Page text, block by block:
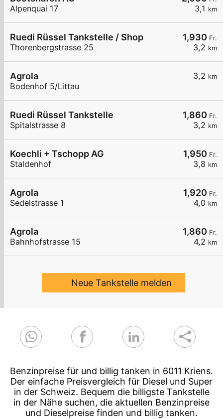
3,1 km
Alpenquai 17
1,930 Fr.
3,2 km
Ruedi Rüssel Tankstelle / Shop
Thorenbergstrasse 25
3,2 km
Agrola
Bodenhof 5/Littau
1,860 Fr.
3,2 km
Ruedi Rüssel Tankstelle
Spitalstrasse 8
1,950 Fr.
3,8 km
Koechli + Tschopp AG
Staldenhof
1,920 Fr.
4,0 km
Agrola
Sedelstrasse 1
1,860 Fr.
4,2 km
Agrola
Bahnhofstrasse 15
Neue Tankstelle melden
Benzinpreise für und billig tanken in 6011 Kriens.
Der einfache Preisvergleich für Diesel und Super
in der Schweiz. Bequem die billigste Tankstelle
in der Nähe suchen, die aktuellen Benzinpreise
und Dieselpreise finden und billig tanken.